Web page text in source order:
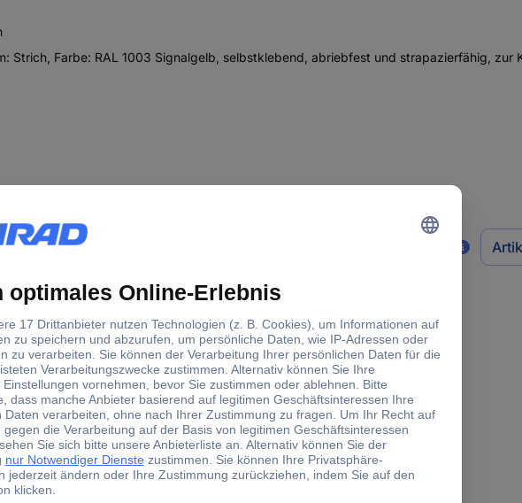
Strich, Farbe: RAL 1003 Signalgelb, selbstklebend, abriebfest und strapazierfähig, zur